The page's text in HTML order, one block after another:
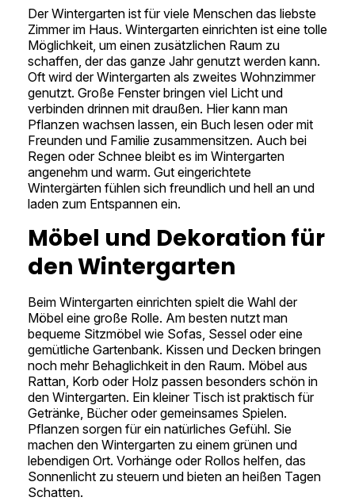
Der Wintergarten ist für viele Menschen das liebste
Zimmer im Haus. Wintergarten einrichten ist eine tolle
Möglichkeit, um einen zusätzlichen Raum zu
schaffen, der das ganze Jahr genutzt werden kann.
Oft wird der Wintergarten als zweites Wohnzimmer
genutzt. Große Fenster bringen viel Licht und
verbinden drinnen mit draußen. Hier kann man
Pflanzen wachsen lassen, ein Buch lesen oder mit
Freunden und Familie zusammensitzen. Auch bei
Regen oder Schnee bleibt es im Wintergarten
angenehm und warm. Gut eingerichtete
Wintergärten fühlen sich freundlich und hell an und
laden zum Entspannen ein.
Möbel und Dekoration für
den Wintergarten
Beim Wintergarten einrichten spielt die Wahl der
Möbel eine große Rolle. Am besten nutzt man
bequeme Sitzmöbel wie Sofas, Sessel oder eine
gemütliche Gartenbank. Kissen und Decken bringen
noch mehr Behaglichkeit in den Raum. Möbel aus
Rattan, Korb oder Holz passen besonders schön in
den Wintergarten. Ein kleiner Tisch ist praktisch für
Getränke, Bücher oder gemeinsames Spielen.
Pflanzen sorgen für ein natürliches Gefühl. Sie
machen den Wintergarten zu einem grünen und
lebendigen Ort. Vorhänge oder Rollos helfen, das
Sonnenlicht zu steuern und bieten an heißen Tagen
Schatten.